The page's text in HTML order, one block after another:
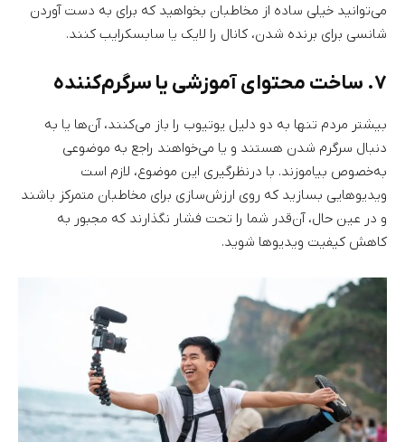
می‌توانید خیلی ساده از مخاطبان بخواهید که برای به دست آوردن
شانسی برای برنده شدن، کانال را لایک یا سابسکرایب کنند.
۷. ساخت محتوای آموزشی یا سرگرم‌کننده
بیشتر مردم تنها به دو دلیل یوتیوب را باز می‌کنند، آن‌ها یا به
دنبال سرگرم شدن هستند و یا می‌خواهند راجع به موضوعی
به‌خصوص بیاموزند. با درنظرگیری این موضوع، لازم است
ویدیوهایی بسازید که روی ارزش‌سازی برای مخاطبان متمرکز باشند
و در عین حال، آن‌قدر شما را تحت فشار نگذارند که مجبور به
کاهش کیفیت ویدیوها شوید.